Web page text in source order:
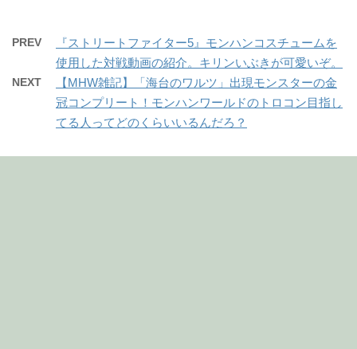
PREV
『ストリートファイター5』モンハンコスチュームを
使用した対戦動画の紹介。キリンいぶきが可愛いぞ。
NEXT
【MHW雑記】「海台のワルツ」出現モンスターの金
冠コンプリート！モンハンワールドのトロコン目指し
てる人ってどのくらいいるんだろ？